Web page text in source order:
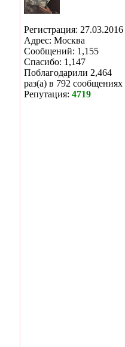
Регистрация: 27.03.2016
Адрес: Москва
Сообщений: 1,155
Спасибо: 1,147
Поблагодарили 2,464
раз(а) в 792 сообщениях
Репутация: 4719